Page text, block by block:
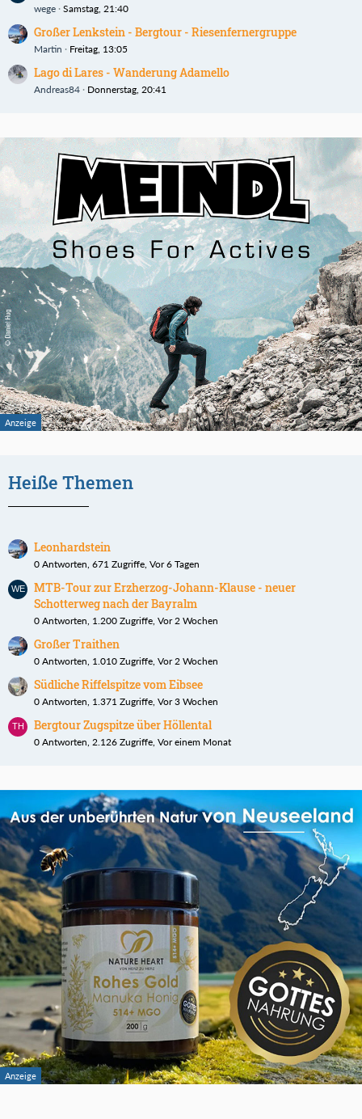
wege Samstag, 21:40
Großer Lenkstein - Bergtour - Riesenfernergruppe
Martin Freitag, 13:05
Lago di Lares - Wanderung Adamello
Andreas84 Donnerstag, 20:41
Heiße Themen
Leonhardstein
0 Antworten, 671 Zugriffe, Vor 6 Tagen
MTB-Tour zur Erzherzog-Johann-Klause - neuer
Schotterweg nach der Bayralm
0 Antworten, 1.200 Zugriffe, Vor 2 Wochen
Großer Traithen
0 Antworten, 1.010 Zugriffe, Vor 2 Wochen
Südliche Riffelspitze vom Eibsee
0 Antworten, 1.371 Zugriffe, Vor 3 Wochen
Bergtour Zugspitze über Höllental
0 Antworten, 2.126 Zugriffe, Vor einem Monat